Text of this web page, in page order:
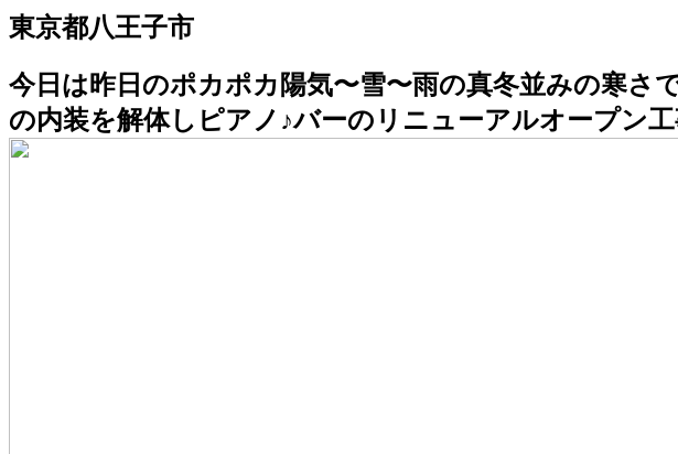
東京都八王子市
今日は昨日のポカポカ陽気〜雪〜雨の真冬並みの寒さ
の内装を解体しピアノ♪バーのリニューアルオープン